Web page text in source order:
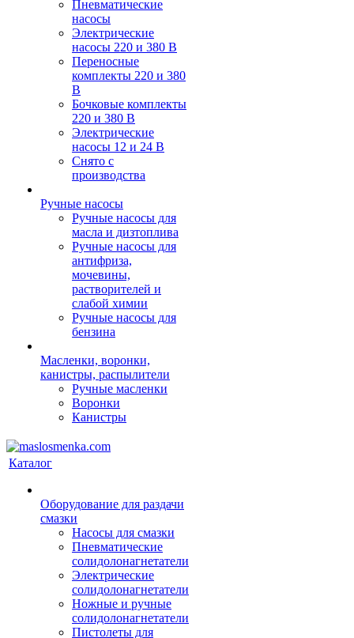
Пневматические
насосы
Электрические
насосы 220 и 380 В
Переносные
комплекты 220 и 380
В
Бочковые комплекты
220 и 380 В
Электрические
насосы 12 и 24 В
Снято с
производства
Ручные насосы
Ручные насосы для
масла и дизтоплива
Ручные насосы для
антифриза,
мочевины,
растворителей и
слабой химии
Ручные насосы для
бензина
Масленки, воронки,
канистры, распылители
Ручные масленки
Воронки
Канистры
Каталог
Оборудование для раздачи
смазки
Насосы для смазки
Пневматические
солидолонагнетатели
Электрические
солидолонагнетатели
Ножные и ручные
солидолонагнетатели
Пистолеты для